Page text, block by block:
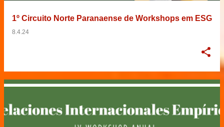
1º Circuito Norte Paranaense de Workshops em ESG
8.4.24